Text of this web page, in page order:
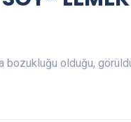
bozukluğu olduğu,